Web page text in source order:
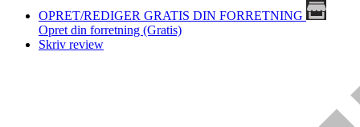
OPRET/REDIGER GRATIS DIN FORRETNING
Opret din forretning (Gratis)
Skriv review